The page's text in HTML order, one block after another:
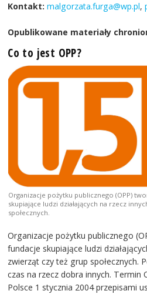
Kontakt: malgorzata.furga@wp.pl,
Opublikowane materiały
Co to jest OPP?
Organizacje pożytku publicznego (OPP)
skupiające ludzi działających na rzecz
społecznych.
Organizacje pożytku publicznego
fundacje skupiające ludzi
zwierząt czy też grup społecznych.
czas na rzecz dobra innych. Termin
Polsce 1 stycznia 2004 przepisami